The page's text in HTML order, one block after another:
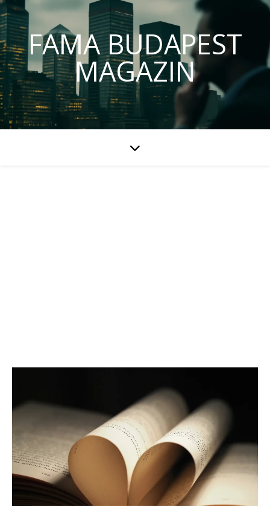
FAMA BUDAPEST
MAGAZIN